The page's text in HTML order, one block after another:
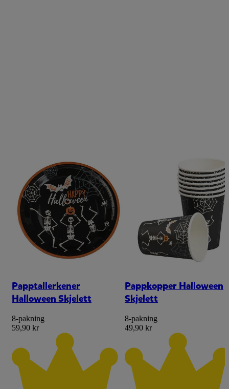
Papptallerkener
Halloween Skjelett
8-pakning
59,90 kr
Pappkopper Halloween
Skjelett
8-pakning
49,90 kr